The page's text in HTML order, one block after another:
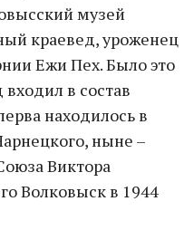
музей
краевед, уроженец
Ежи Пех. Было это
в состав
находилось в
ныне –
Виктора
Волковыск в 1944